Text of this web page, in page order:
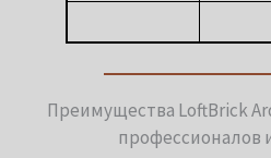
Преимущества LoftBrick
профессионалов